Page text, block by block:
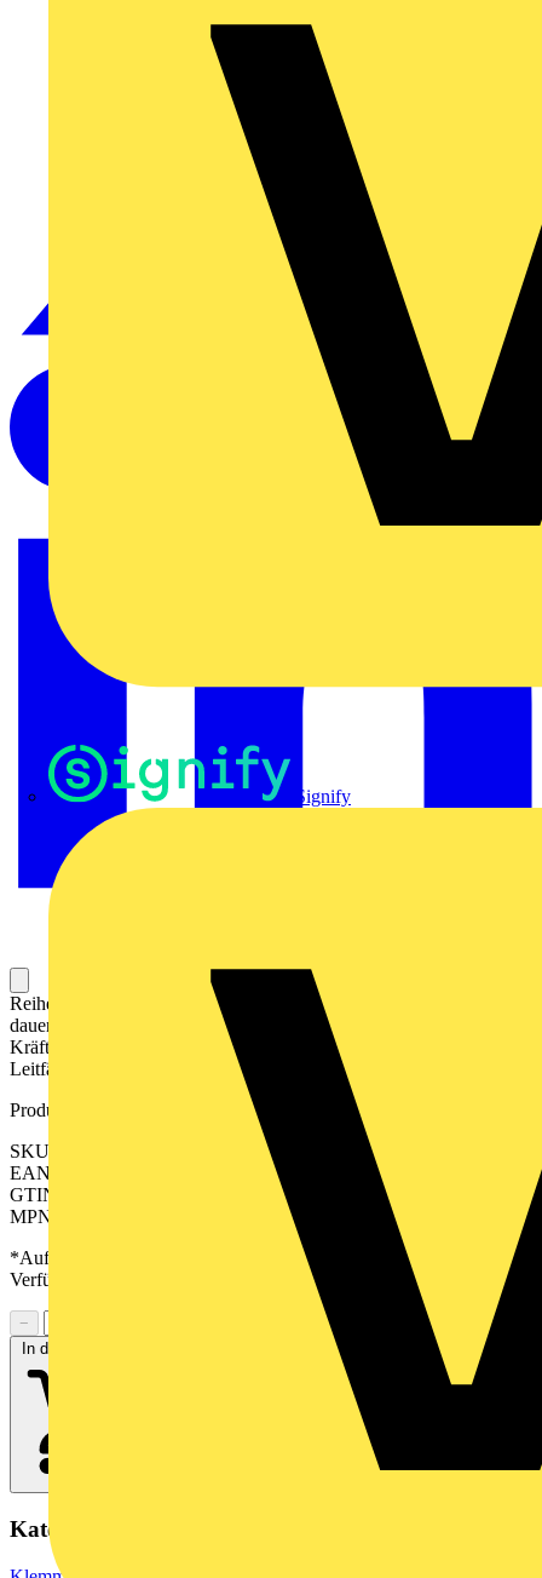
Signify
Reihenklemme zum Anschließen oder Verbinden von Leitern mit
dauerhaft sicherem Kontakt. Gehärteter Stahl hält den mechanischen
Kräften stand, Zinn-beschichtetes Kupfer sorgt für beste
Leitfähigkeit.
Produktkennzeichen
SKU: 2534540000
EAN: 04050118546255
GTIN: 04050118546255
MPN: A3C 1.5 DBL
*Auf Anfrage verfügbar - bitte in den Warenkorb legen, um
Verfügbarkeit zu prüfen
−
In den Warenkorb
Kategorien